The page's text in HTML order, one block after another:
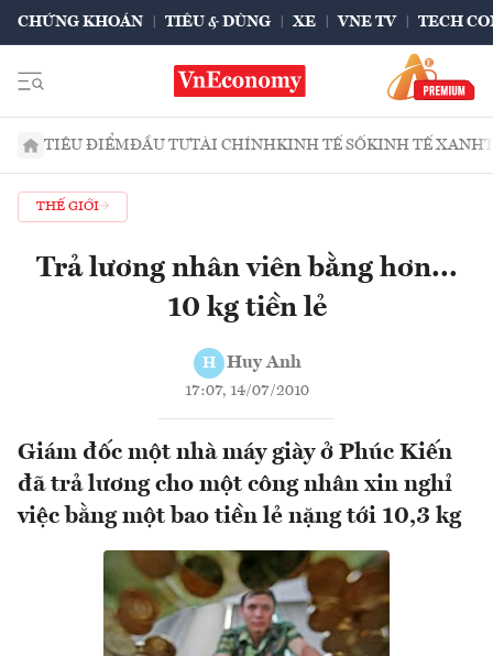
CHỨNG KHOÁN TIÊU & DÙNG XE VNE TV TECH
TIÊU ĐIỂMĐẦU TƯTÀI CHÍNHKINH TẾ SỐKINH TẾ XANH
THẾ GIỚI
Trả lương nhân viên bằng hơn...
10 kg tiền lẻ
H Huy Anh
17:07, 14/07/2010
Giám đốc một nhà máy giày ở Phúc Kiến
đã trả lương cho một công nhân xin nghỉ
việc bằng một bao tiền lẻ nặng tới 10,3 kg